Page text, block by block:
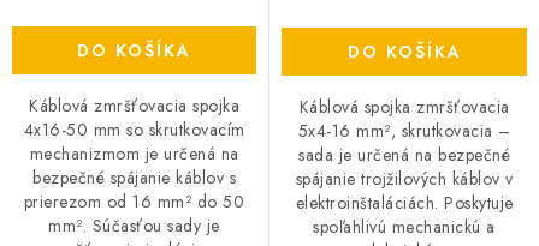
DO KOŠÍKA
Káblová zmršťovacia spojka
4x16-50 mm so skrutkovacím
mechanizmom je určená na
bezpečné spájanie káblov s
prierezom od 16 mm² do 50
mm². Súčasťou sady je
DO KOŠÍKA
Káblová spojka zmršťovacia
5x4-16 mm², skrutkovacia –
sada je určená na bezpečné
spájanie trojžilových káblov v
elektroinštaláciách. Poskytuje
spoľahlivú mechanickú a